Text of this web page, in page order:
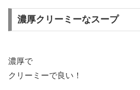
濃厚クリーミーなスープ
濃厚で
クリーミーで良い！